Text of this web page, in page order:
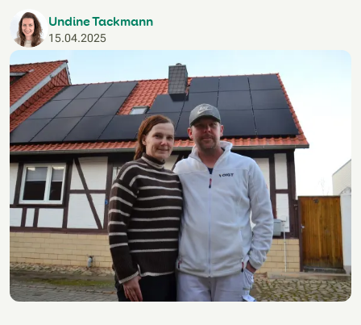
Undine Tackmann
15.04.2025